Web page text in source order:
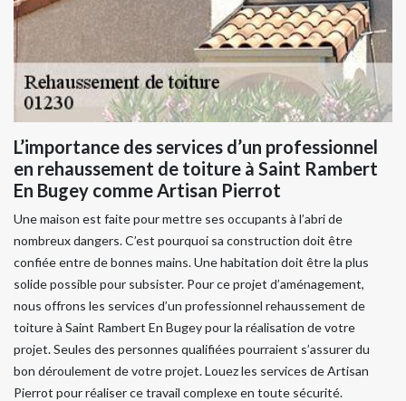
L’importance des services d’un professionnel
en rehaussement de toiture à Saint Rambert
En Bugey comme Artisan Pierrot
Une maison est faite pour mettre ses occupants à l’abri de
nombreux dangers. C’est pourquoi sa construction doit être
confiée entre de bonnes mains. Une habitation doit être la plus
solide possible pour subsister. Pour ce projet d’aménagement,
nous offrons les services d’un professionnel rehaussement de
toiture à Saint Rambert En Bugey pour la réalisation de votre
projet. Seules des personnes qualifiées pourraient s’assurer du
bon déroulement de votre projet. Louez les services de Artisan
Pierrot pour réaliser ce travail complexe en toute sécurité.